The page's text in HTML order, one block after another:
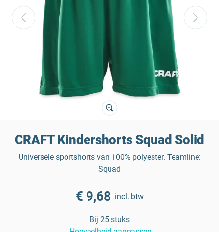
CRAFT Kindershorts Squad Solid
Universele sportshorts van 100% polyester. Teamline:
Squad
€ 9,68 incl. btw
Bij 25 stuks